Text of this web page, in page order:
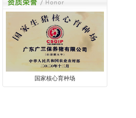
国家核心育种场